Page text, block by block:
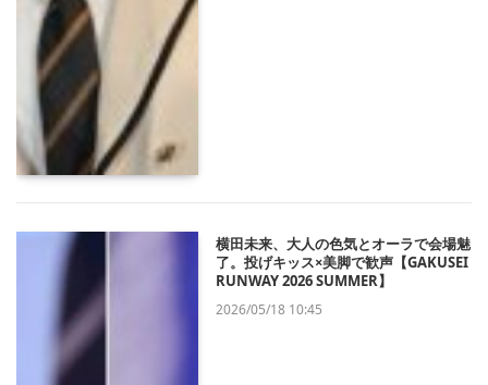
横田未来、大人の色気とオーラで会場魅
了。投げキッス×美脚で歓声【GAKUSEI
RUNWAY 2026 SUMMER】
2026/05/18 10:45